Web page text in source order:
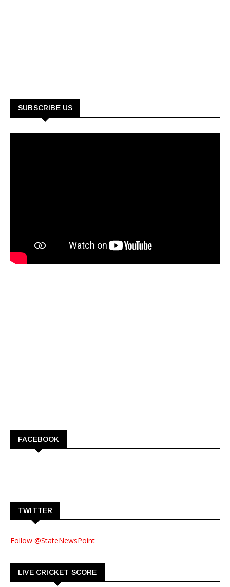
SUBSCRIBE US
FACEBOOK
TWITTER
Follow @StateNewsPoint
LIVE CRICKET SCORE